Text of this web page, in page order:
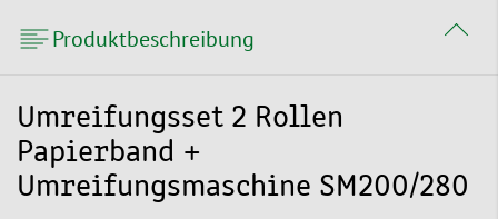
Produktbeschreibung
Umreifungsset 2 Rollen
Papierband +
Umreifungsmaschine SM200/280